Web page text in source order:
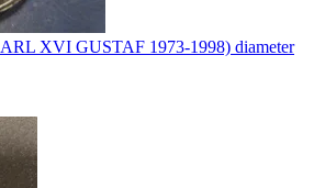
XVI GUSTAF 1973-1998) diameter